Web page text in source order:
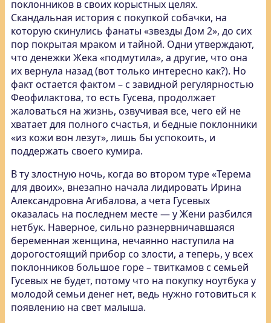
поклонников в своих корыстных целях.
Скандальная история с покупкой собачки, на
которую скинулись фанаты «звезды Дом 2», до сих
пор покрытая мраком и тайной. Одни утверждают,
что денежки Жека «подмутила», а другие, что она
их вернула назад (вот только интересно как?). Но
факт остается фактом – с завидной регулярностью
Феофилактова, то есть Гусева, продолжает
жаловаться на жизнь, озвучивая все, чего ей не
хватает для полного счастья, и бедные поклонники
«из кожи вон лезут», лишь бы успокоить, и
поддержать своего кумира.
В ту злостную ночь, когда во втором туре «Терема
для двоих», внезапно начала лидировать Ирина
Александровна Агибалова, а чета Гусевых
оказалась на последнем месте — у Жени разбился
нетбук. Наверное, сильно разнервничавшаяся
беременная женщина, нечаянно наступила на
дорогостоящий прибор со злости, а теперь, у всех
поклонников большое горе – твиткамов с семьей
Гусевых не будет, потому что на покупку ноутбука у
молодой семьи денег нет, ведь нужно готовиться к
появлению на свет малыша.